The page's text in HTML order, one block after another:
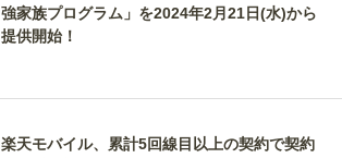
強家族プログラム」を2024年2月21日(水)から
提供開始！
楽天モバイル、累計5回線目以上の契約で契約